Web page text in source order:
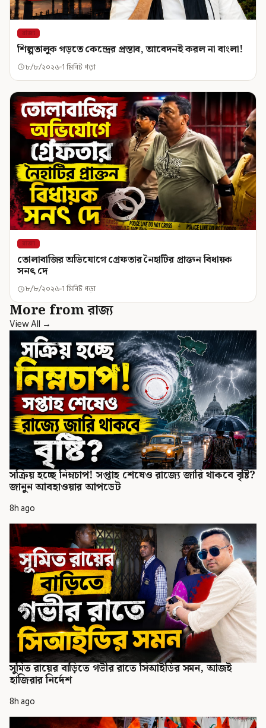
রাজ্য
শিল্পতালুক গড়তে কেন্দ্রের প্রস্তাব, আবেদনই করল না বাংলা!
৮/৮/২০২৬ 1 মিনিট পড়া
রাজ্য
তোলাবাজির অভিযোগে গ্রেফতার নৈহাটির প্রাক্তন বিধায়ক
সনৎ দে
৮/৮/২০২৬ 1 মিনিট পড়া
More from রাজ্য
View All →
সক্রিয় হচ্ছে নিম্নচাপ! সপ্তাহ শেষেও রাজ্যে জারি থাকবে বৃষ্টি?
জানুন আবহাওয়ার আপডেট
8h ago
সুমিত রায়ের বাড়িতে গভীর রাতে সিআইডির সমন, আজই
হাজিরার নির্দেশ
8h ago